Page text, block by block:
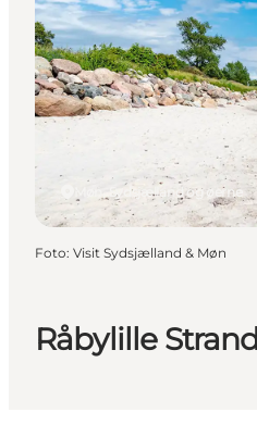
Byer og steder
Events
Spis
Overnat
Planlæg din tur
Råbylille Strand
Møn, Sydsjælland og øerne
Foto: Visit Sydsjælland & Møn